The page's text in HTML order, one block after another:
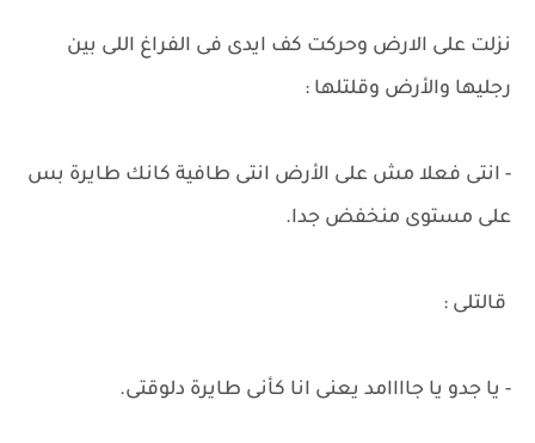
نزلت على الارض وحركت كف ايدى فى الفراغ اللى بين
رجليها والأرض وقلتلها :
- انتى فعلا مش على الأرض انتى طافية كانك طايرة بس
على مستوى منخفض جدا.
قالتلى :
- يا جدو يا جاااامد يعنى انا كأنى طايرة دلوقتى.